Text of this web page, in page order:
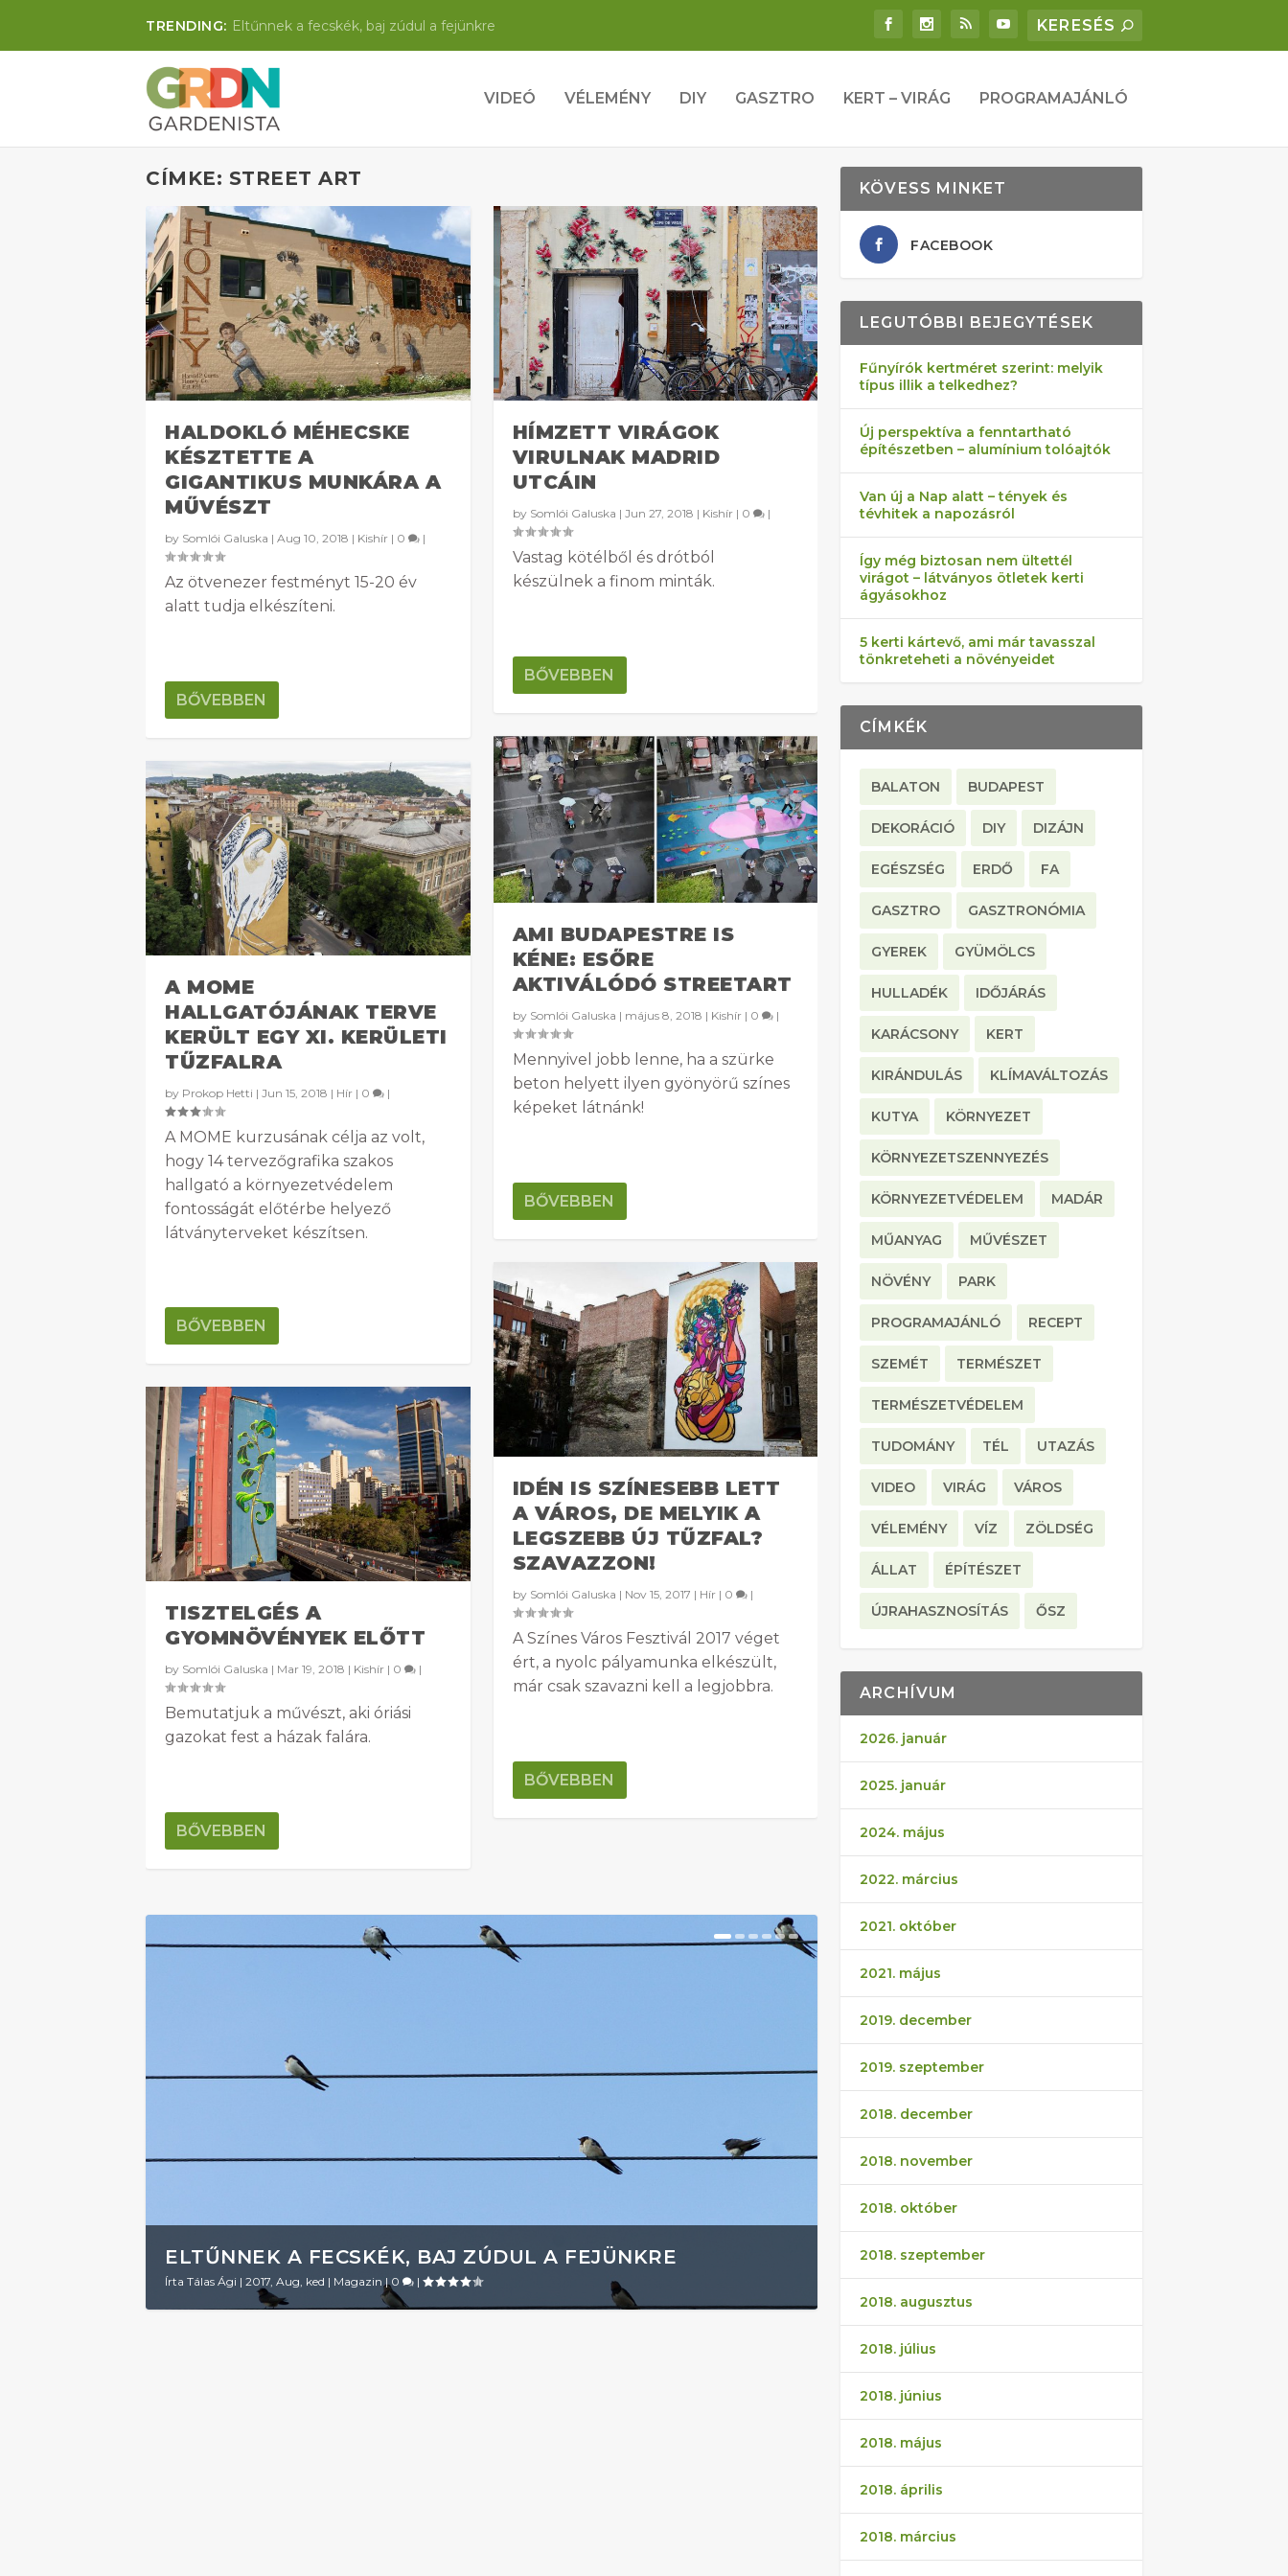
TRENDING: Eltűnnek a fecskék, baj zúdul a fejünkre
VIDEÓ VÉLEMÉNY DIY GASZTRO KERT – VIRÁG PROGRAMAJÁNLÓ
CÍMKE: STREET ART
HALDOKLÓ MÉHECSKE
KÉSZTETTE A
GIGANTIKUS MUNKÁRA A
MŰVÉSZT
by Somlói Galuska | Aug 10, 2018 | Kishír | 0 |
Az ötvenezer festményt 15-20 év
alatt tudja elkészíteni.
BŐVEBBEN
A MOME
HALLGATÓJÁNAK TERVE
KERÜLT EGY XI. KERÜLETI
TŰZFALRA
by Prokop Hetti | Jun 15, 2018 | Hír | 0 |
A MOME kurzusának célja az volt,
hogy 14 tervezőgrafika szakos
hallgató a környezetvédelem
fontosságát előtérbe helyező
látványterveket készítsen.
BŐVEBBEN
TISZTELGÉS A
GYOMNÖVÉNYEK ELŐTT
by Somlói Galuska | Mar 19, 2018 | Kishír | 0 |
Bemutatjuk a művészt, aki óriási
gazokat fest a házak falára.
BŐVEBBEN
HÍMZETT VIRÁGOK
VIRULNAK MADRID
UTCÁIN
by Somlói Galuska | Jun 27, 2018 | Kishír| 0 |
Vastag kötélből és drótból
készülnek a finom minták.
BŐVEBBEN
AMI BUDAPESTRE IS
KÉNE: ESŐRE
AKTIVÁLÓDÓ STREETART
by Somlói Galuska | május 8, 2018 | Kishír| 0 |
Mennyivel jobb lenne, ha a szürke
beton helyett ilyen gyönyörű színes
képeket látnánk!
BŐVEBBEN
IDÉN IS SZÍNESEBB LETT
A VÁROS, DE MELYIK A
LEGSZEBB ÚJ TŰZFAL?
SZAVAZZON!
by Somlói Galuska | Nov 15, 2017 | Hír| 0 |
A Színes Város Fesztivál 2017 véget
ért, a nyolc pályamunka elkészült,
már csak szavazni kell a legjobbra.
BŐVEBBEN
ELTŰNNEK A FECSKÉK, BAJ ZÚDUL A FEJÜNKRE
Írta Tálas Ági | 2017, Aug, ked | Magazin |0 |
KÖVESS MINKET
FACEBOOK
LEGUTÓBBI BEJEGYTÉSEK
Fűnyírók kertméret szerint: melyik
típus illik a telkedhez?
Új perspektíva a fenntartható
építészetben – alumínium tolóajtók
Van új a Nap alatt – tények és
tévhitek a napozásról
Így még biztosan nem ültettél
virágot – látványos ötletek kerti
ágyásokhoz
5 kerti kártevő, ami már tavasszal
tönkreteheti a növényeidet
CÍMKÉK
BALATON BUDAPEST
DEKORÁCIÓ DIY DIZÁJN
EGÉSZSÉG ERDŐ FA
GASZTRO GASZTRONÓMIA
GYEREK GYÜMÖLCS
HULLADÉK IDŐJÁRÁS
KARÁCSONY KERT
KIRÁNDULÁS KLÍMAVÁLTOZÁS
KUTYA KÖRNYEZET
KÖRNYEZETSZENNYEZÉS
KÖRNYEZETVÉDELEM MADÁR
MŰANYAG MŰVÉSZET
NÖVÉNY PARK
PROGRAMAJÁNLÓ RECEPT
SZEMÉT TERMÉSZET
TERMÉSZETVÉDELEM
TUDOMÁNY TÉL UTAZÁS
VIDEO VIRÁG VÁROS
VÉLEMÉNY VÍZ ZÖLDSÉG
ÁLLAT ÉPÍTÉSZET
ÚJRAHASZNOSÍTÁS ŐSZ
ARCHÍVUM
2026. január
2025. január
2024. május
2022. március
2021. október
2021. május
2019. december
2019. szeptember
2018. december
2018. november
2018. október
2018. szeptember
2018. augusztus
2018. július
2018. június
2018. május
2018. április
2018. március